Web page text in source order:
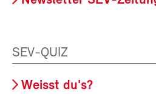
SEV-QUIZ
Weisst du's?